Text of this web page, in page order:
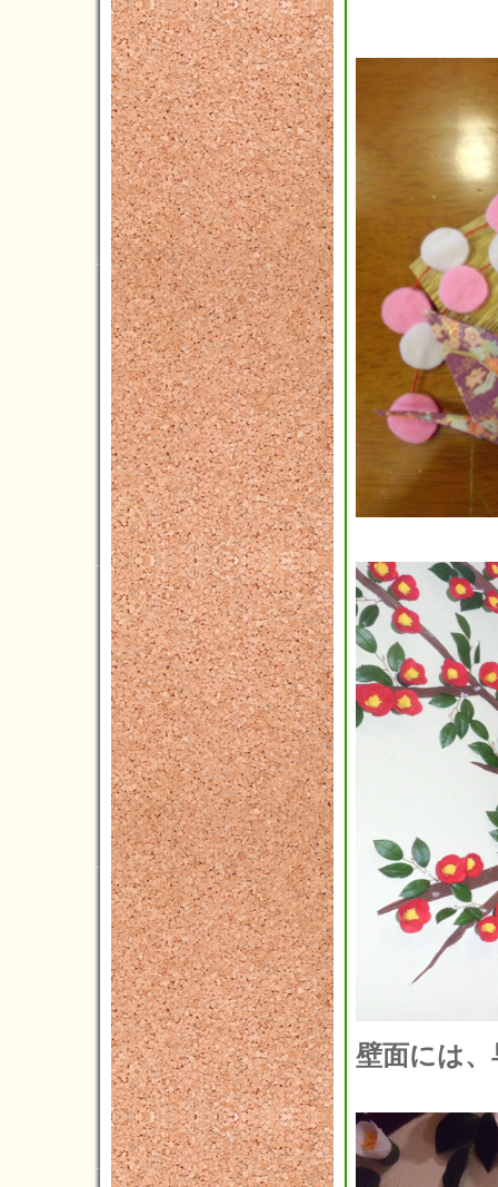
2012年11月(6)
2012年10月(3)
2012年09月(4)
2012年08月(5)
2012年07月(4)
2012年06月(4)
2012年05月(2)
壁面には